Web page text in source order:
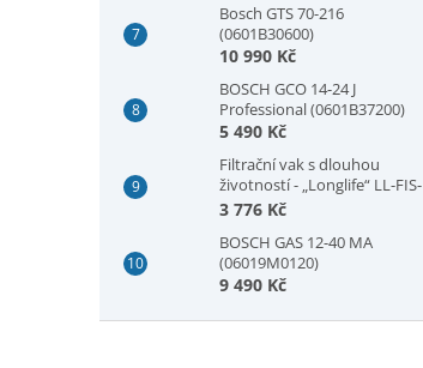
Bosch GTS 70-216
(0601B30600)
10 990 Kč
BOSCH GCO 14-24 J
Professional (0601B37200)
5 490 Kč
Filtrační vak s dlouhou
životností - „Longlife“ LL-FIS-
CT MINI/MIDI-2/CT15
3 776 Kč
BOSCH GAS 12-40 MA
(06019M0120)
9 490 Kč